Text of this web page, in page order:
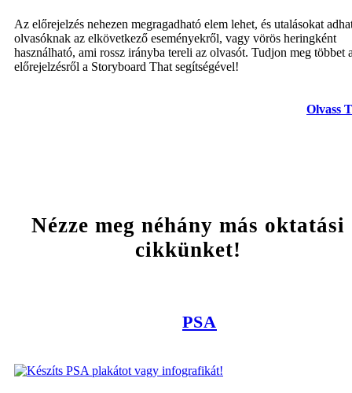
Az előrejelzés nehezen megragadható elem lehet, és utalásokat
olvasóknak az elkövetkező eseményekről, vagy vörös heringként
használható, ami rossz irányba tereli az olvasót. Tudjon meg többet
előrejelzésről a Storyboard That segítségével!
Olvass
Nézze meg néhány más oktatási
cikkünket!
PSA